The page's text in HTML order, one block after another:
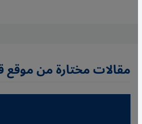
مقالات مختارة من موقع